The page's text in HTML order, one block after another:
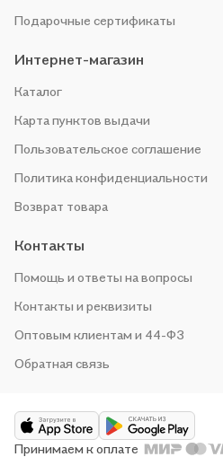
Подарочные сертификаты
Интернет-магазин
Каталог
Карта пунктов выдачи
Пользовательское соглашение
Политика конфиденциальности
Возврат товара
Контакты
Помощь и ответы на вопросы
Контакты и реквизиты
Оптовым клиентам и 44-ФЗ
Обратная связь
Принимаем к оплате